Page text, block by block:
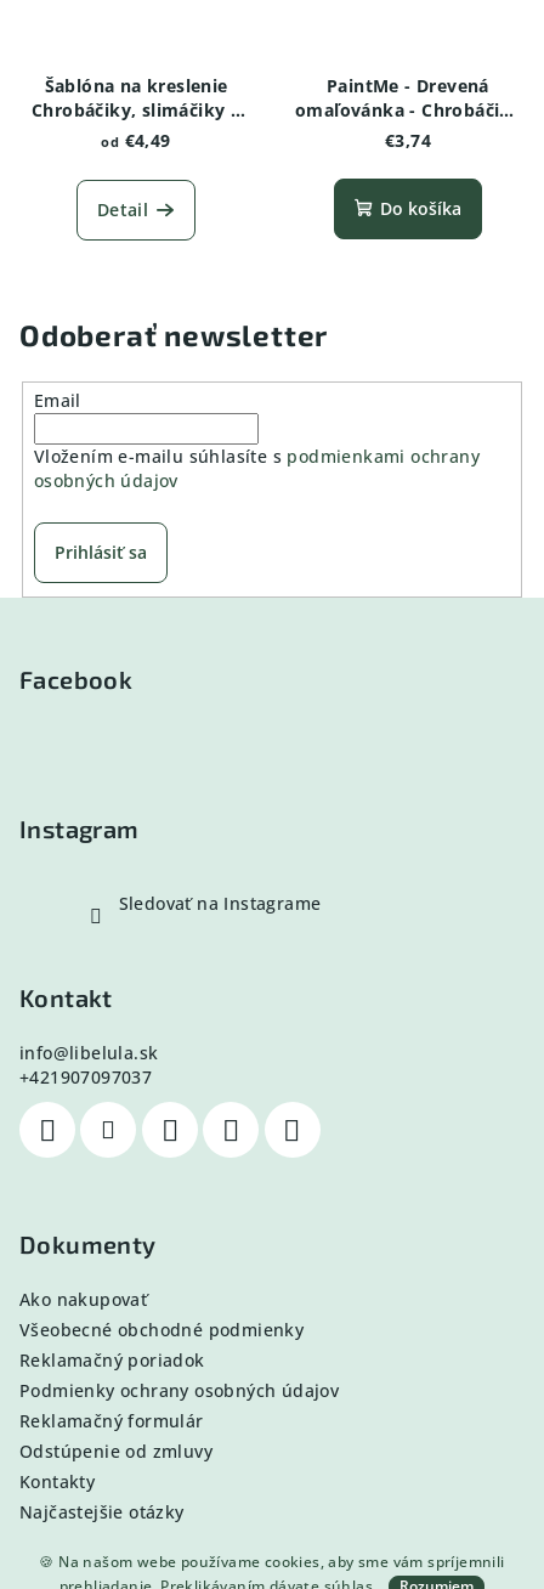
🍪 Na našom webe používame cookies, aby sme vám spríjemnili
Šablóna na kreslenie
Chrobáčiky, slimáčiky a
červíky -Dážďovka
od €4,49
Detail
PaintMe - Drevená
omaľovánka - Chrobáčiky
a pavúčiky - Chrúst
€3,74
Do košíka
Odoberať newsletter
Email
Vložením e-mailu súhlasíte s podmienkami ochrany
osobných údajov
Prihlásiť sa
Facebook
Instagram
Sledovať na Instagrame
Kontakt
info@libelula.sk
+421907097037
Dokumenty
Ako nakupovať
Všeobecné obchodné podmienky
Reklamačný poriadok
Podmienky ochrany osobných údajov
Reklamačný formulár
Odstúpenie od zmluvy
Kontakty
Najčastejšie otázky